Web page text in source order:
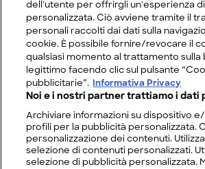
dell'utente per offrirgli un'esperienza
personalizzata. Ciò avviene tramite il
personali raccolti dai dati sulla
cookie. È possibile fornire/revocare il
qualsiasi momento al trattamento sulla
legittimo facendo clic sul pulsante
pubblicitarie”.
Informativa Privacy
Noi e i nostri partner trattiamo i dati
Archiviare informazioni su dispositivo
profili per la pubblicità personalizzata.
personalizzazione dei contenuti.
selezione di contenuti personalizzati.
selezione di pubblicità personalizzata.